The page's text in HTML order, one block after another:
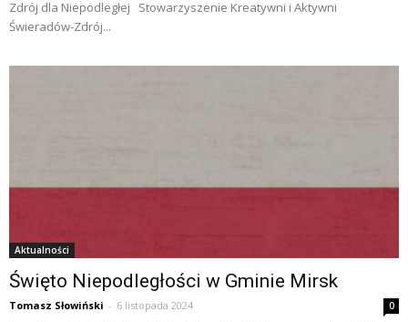
Zdrój dla Niepodległej Stowarzyszenie Kreatywni i Aktywni
Świeradów-Zdrój...
Aktualności
Święto Niepodległości w Gminie Mirsk
Tomasz Słowiński - 6 listopada 2024 0